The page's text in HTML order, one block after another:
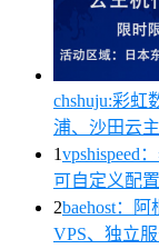
chshuju:彩虹
浦、沙田云
1vpshispeed
可自定义配置
2baehost：
VPS、独立